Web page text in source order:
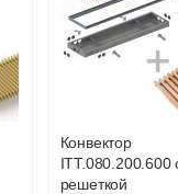
Конвектор
GRILL.SGW-25-
Конвектор
ITT.080.200.600
решеткой